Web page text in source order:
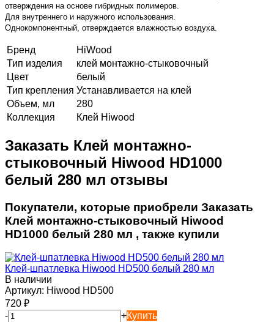
отверждения на основе гибридных полимеров.
Для внутреннего и наружного использования.
Однокомпонентный, отверждается влажностью воздуха.
Бренд
HiWood
Тип изделия
клей монтажно-стыковочный
Цвет
белый
Тип крепления Устанавливается на клей
Объем, мл
280
Коллекция
Клей Hiwood
Заказать Клей монтажно-
стыковочный Hiwood HD1000
белый 280 мл отзывы
Покупатели, которые приобрели Заказать
Клей монтажно-стыковочный Hiwood
HD1000 белый 280 мл , также купили
Клей-шпатлевка Hiwood HD500 белый 280 мл
В наличии
Артикул: Hiwood HD500
720 ₽
-
+Купить